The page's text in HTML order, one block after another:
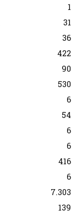
1
31
36
422
90
530
6
54
6
6
416
6
7.303
139